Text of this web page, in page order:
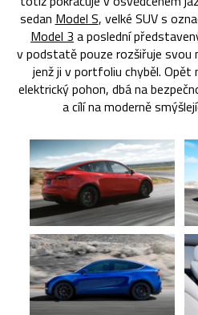
sedan Model S, velké SUV s
Model 3 a poslední
v podstatě pouze rozšiřuje svou
jenž ji v portfoliu chyběl.
elektrický pohon, dbá na
a cílí na moderně